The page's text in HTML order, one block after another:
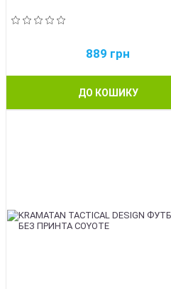
889 грн
ДО КОШИКУ